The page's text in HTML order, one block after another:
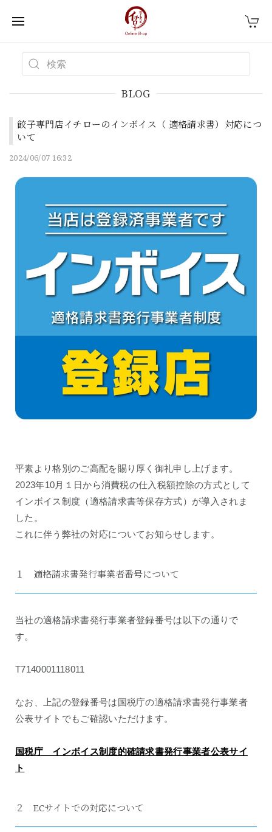
BLOG
餃子専門店イチローのインボイス（ 適格請求書）対応につ
いて
2024/06/07 16:32
平素より格別のご高配を賜り厚く御礼申し上げます。
2023年10月１日から消費税の仕入税額控除の方式として
インボイス制度（適格請求書等保存方式）が導入されま
した。
これに伴う弊社の対応についてお知らせします。
１ 適格請求書発行事業者番号について
当社の適格請求書発行事業者登録番号は以下の通りで
す。
T7140001118011
なお、上記の登録番号は国税庁の適格請求書発行事業者
公表サイトでもご確認いただけます。
国税庁 インボイス制度的確請求書発行事業者公表サイ
ト
２ ECサイトでの対応について